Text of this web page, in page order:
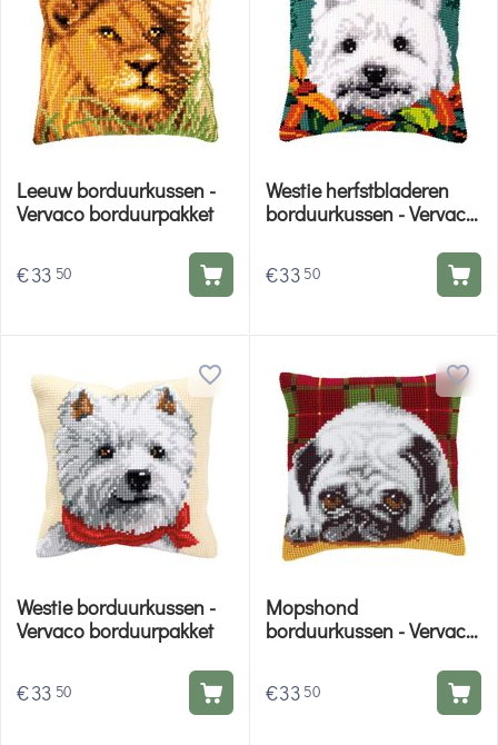
Leeuw borduurkussen -
Vervaco borduurpakket
€33 50
Westie herfstbladeren
borduurkussen - Vervaco
€33 50
Westie borduurkussen -
Vervaco borduurpakket
€33 50
Mopshond
borduurkussen - Vervaco
€33 50